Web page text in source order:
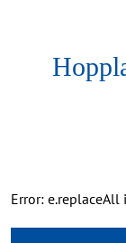
Error: